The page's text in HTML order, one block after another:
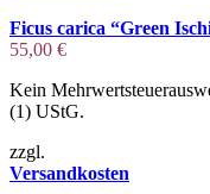
Ficus carica “Green
55,00 €
Kein
(1) UStG.
zzgl.
Versandkosten